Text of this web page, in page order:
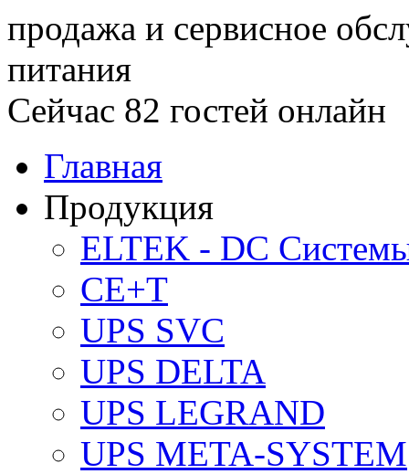
продажа и сервисное
питания
Сейчас 82 гостей онлайн
Главная
Продукция
ELTEK - DC
CE+T
UPS SVC
UPS DELTA
UPS LEGRAND
UPS META-SYSTEM